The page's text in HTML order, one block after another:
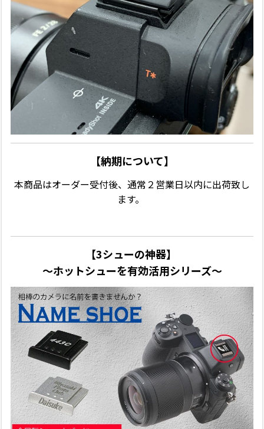
【納期について】
本商品はオーダー受付後、通常２営業日以内に出荷致し
ます。
【3シューの神器】
〜ホットシューを有効活用シリーズ〜